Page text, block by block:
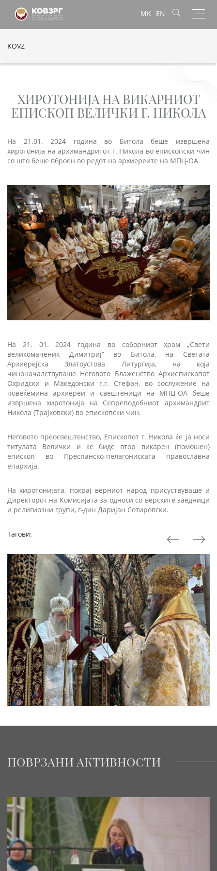
MK EN
KOVZ
ХИРОТОНИЈА НА ВИКАРНИОТ
ЕПИСКОП ВЕЛИЧКИ Г. НИКОЛА
На 21.01. 2024 година во Битола беше извршена
хиротонија на архимандритот г. Никола во епископски чин
со што беше вброен во редот на архиереите на МПЦ-ОА.
На 21. 01. 2024 година во соборниот храм „Свети
великомаченик Димитриј“ во Битола, на Светата
Архиерејска Златоустова Литургија, на која
чиноначалствуваше Неговото Блаженство Архиепископот
Охридски и Македонски г.г. Стефан, во сослужение на
повеќемина архиереи и свештеници на МПЦ-ОА беше
извршена хиротонија на Сепреподобниот архимандрит
Никола (Трајковски) во епископски чин.
Неговото преосвештенство, Епископот г. Никола ќе ја носи
титулата Велички и ќе биде втор викарен (помошен)
епископ во Преспанско-пелагониската православна
епархија.
На хиротонијата, покрај верниот народ присуствуваше и
Директорот на Комисијата за односи со верските заедници
и религиозни групи, г-дин Даријан Сотировски.
Тагови:
ПОВРЗАНИ АКТИВНОСТИ